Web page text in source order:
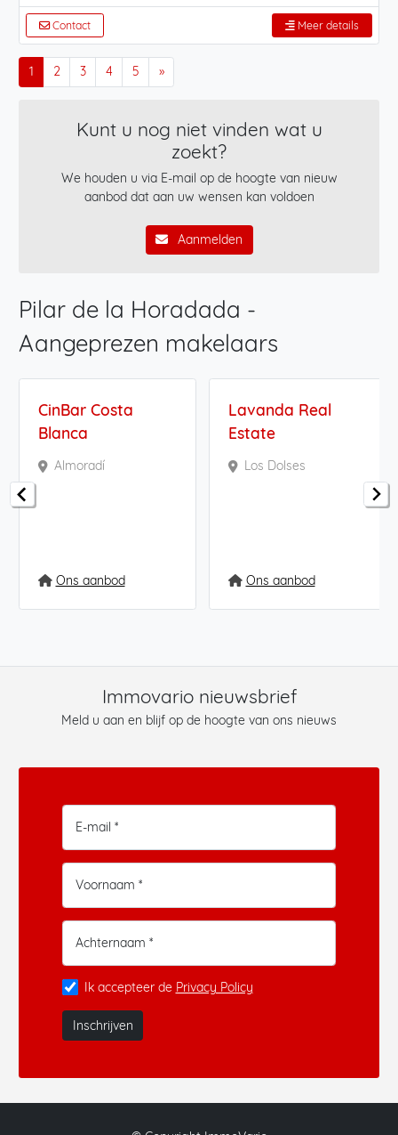
Contact Meer details
1 2 3 4 5 »
Kunt u nog niet vinden wat u
zoekt?
We houden u via E-mail op de hoogte van nieuw
aanbod dat aan uw wensen kan voldoen
Aanmelden
Pilar de la Horadada -
Aangeprezen makelaars
CinBar Costa
Blanca
Almoradí
Ons aanbod
Lavanda Real
Estate
Los Dolses
Ons aanbod
Immovario nieuwsbrief
Meld u aan en blijf op de hoogte van ons nieuws
E-mail *
Voornaam *
Achternaam *
Ik accepteer de Privacy Policy
Inschrijven